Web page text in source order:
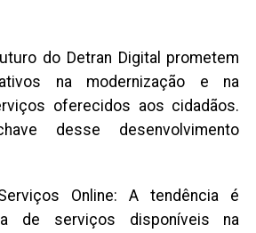
do Detran Digital prometem
na modernização e na
oferecidos aos cidadãos.
desse desenvolvimento
Online: A tendência é
de serviços disponíveis na